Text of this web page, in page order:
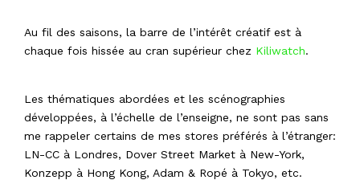
Au fil des saisons, la barre de l’intérêt créatif est à
chaque fois hissée au cran supérieur chez Kiliwatch.
Les thématiques abordées et les scénographies
développées, à l’échelle de l’enseigne, ne sont pas sans
me rappeler certains de mes stores préférés à l’étranger:
LN-CC à Londres, Dover Street Market à New-York,
Konzepp à Hong Kong, Adam & Ropé à Tokyo, etc.